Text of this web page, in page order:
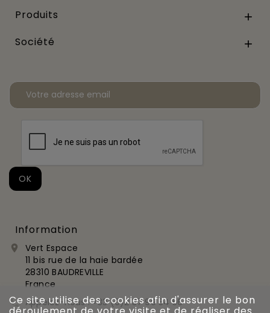
Produits 
Société 
Information

Vert Espace
11 bis rue de la haie bardée
28310 BAUDREVILLE
France
 Appelez-nous :+33 (0)2 37 99 54 56
Ce site utilise des cookies afin d'assurer le bon